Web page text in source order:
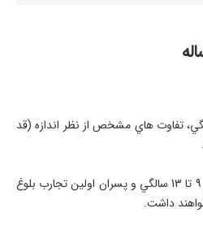
در سنين بين 8 تا 12 سالگي، تفاوت هاي مشخص از نظر اندازه (قد
را از سن 9 تا 13 سالگي و پسران اولين تجارب بلوغ